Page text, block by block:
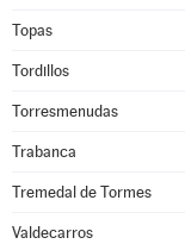
Topas
Tordillos
Torresmenudas
Trabanca
Tremedal de Tormes
Valdecarros